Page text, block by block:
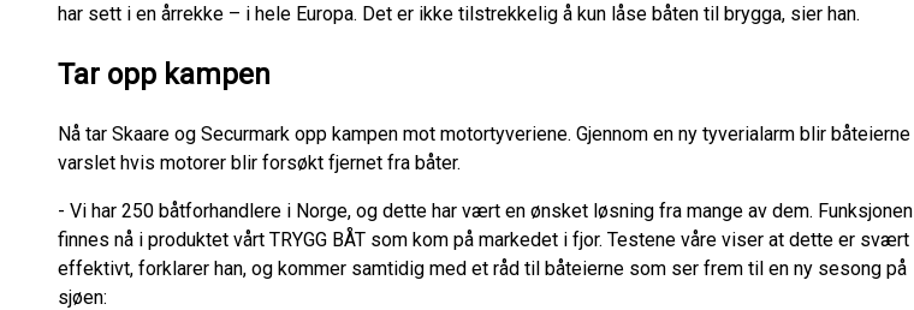
har sett i en årrekke – i hele Europa. Det er ikke tilstrekkelig å kun låse båten til brygga, sier han.
Tar opp kampen
Nå tar Skaare og Securmark opp kampen mot motortyveriene. Gjennom en ny tyverialarm blir båteierne
varslet hvis motorer blir forsøkt fjernet fra båter.
- Vi har 250 båtforhandlere i Norge, og dette har vært en ønsket løsning fra mange av dem. Funksjonen
finnes nå i produktet vårt TRYGG BÅT som kom på markedet i fjor. Testene våre viser at dette er svært
effektivt, forklarer han, og kommer samtidig med et råd til båteierne som ser frem til en ny sesong på
sjøen: